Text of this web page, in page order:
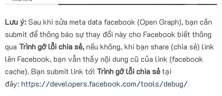
Lưu ý:Sau khi sửa meta data facebook (Open Graph), bạn cần
submit để thông báo sự thay đổi này cho Facebook biết thông
qua Trình gỡ lỗi chia sẻ,nếu không, khi bạn share (chia sẻ) link
lên Facebook, bạn vẫn thấy nội dung cũ của link (facebook
cache). Bạn submit link tới Trình gỡ lỗi chia sẻtại
đây: https://developers.facebook.com/tools/debug/